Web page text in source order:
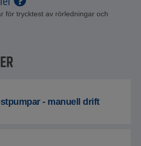
för trycktest av rörledningar och
- manuell drift